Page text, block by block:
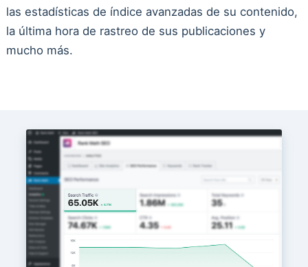
las estadísticas de índice avanzadas de su contenido,
la última hora de rastreo de sus publicaciones y
mucho más.